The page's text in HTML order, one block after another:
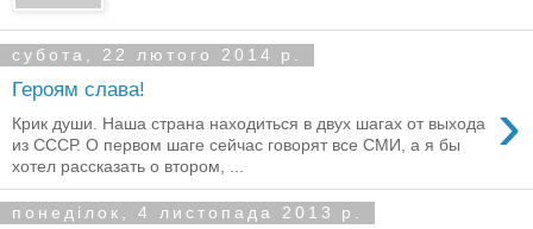
субота, 22 лютого 2014 р.
Героям слава! ›
Крик души. Наша страна находиться в двух шагах от выхода
из СССР. О первом шаге сейчас говорят все СМИ, а я бы
хотел рассказать о втором, ...
понеділок, 4 листопада 2013 р.